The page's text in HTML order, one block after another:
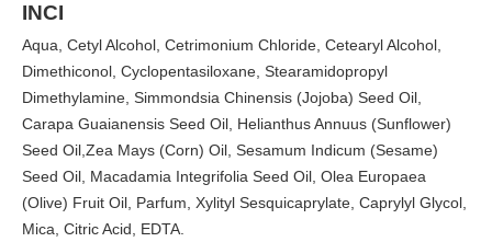
INCI
Aqua, Cetyl Alcohol, Cetrimonium Chloride, Cetearyl Alcohol,
Dimethiconol, Cyclopentasiloxane, Stearamidopropyl
Dimethylamine, Simmondsia Chinensis (Jojoba) Seed Oil,
Carapa Guaianensis Seed Oil, Helianthus Annuus (Sunflower)
Seed Oil,Zea Mays (Corn) Oil, Sesamum Indicum (Sesame)
Seed Oil, Macadamia Integrifolia Seed Oil, Olea Europaea
(Olive) Fruit Oil, Parfum, Xylityl Sesquicaprylate, Caprylyl Glycol,
Mica, Citric Acid, EDTA.